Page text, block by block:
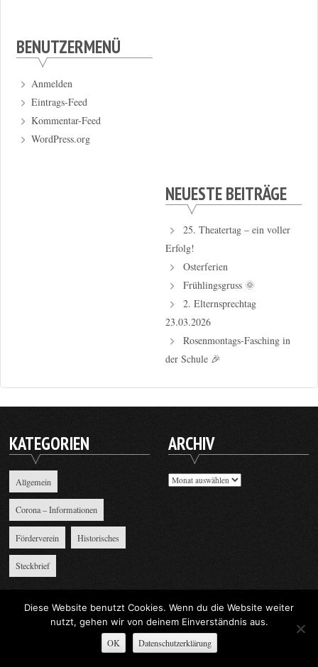
BENUTZERMENÜ
Anmelden
Eintrags-Feed
Kommentar-Feed
WordPress.org
NEUESTE BEITRÄGE
25. Theatertag – ein voller
Erfolg!
Osterferien
Frühlingsgruss 🌞
2. Elternsprechtag
23.03.2026
Rosenmontags-Fasching in
der Schule 🎉
KATEGORIEN
Allgemein
Corona – Informationen
Förderverein Historisches
Steckbrief
ARCHIV
Archiv
Supernova| Supernova Themes
Diese Website benutzt Cookies. Wenn du die Website weiter
nutzt, gehen wir von deinem Einverständnis aus.
OK
Datenschutzerklärung